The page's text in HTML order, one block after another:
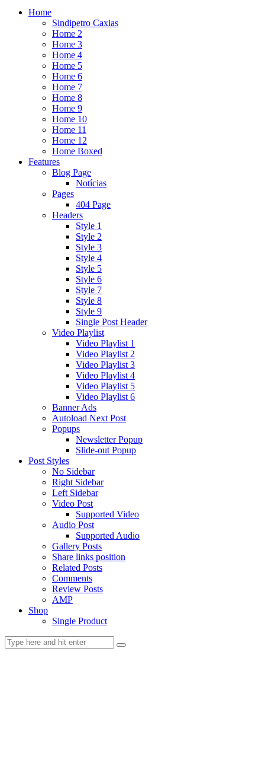
Home
Sindipetro Caxias
Home 2
Home 3
Home 4
Home 5
Home 6
Home 7
Home 8
Home 9
Home 10
Home 11
Home 12
Home Boxed
Features
Blog Page
Notícias
Pages
404 Page
Headers
Style 1
Style 2
Style 3
Style 4
Style 5
Style 6
Style 7
Style 8
Style 9
Single Post Header
Video Playlist
Video Playlist 1
Video Playlist 2
Video Playlist 3
Video Playlist 4
Video Playlist 5
Video Playlist 6
Banner Ads
Autoload Next Post
Popups
Newsletter Popup
Slide-out Popup
Post Styles
No Sidebar
Right Sidebar
Left Sidebar
Video Post
Supported Video
Audio Post
Supported Audio
Gallery Posts
Share links position
Related Posts
Comments
Review Posts
AMP
Shop
Single Product